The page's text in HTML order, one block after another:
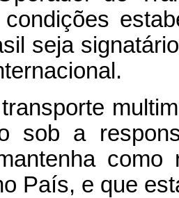
seja
sob a
como
País, e que